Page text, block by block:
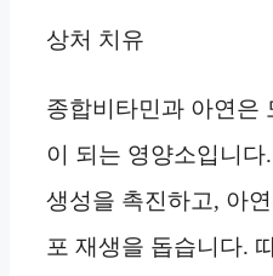
상처 치유
종합비타민과 아연은
이 되는 영양소입니다
생성을 촉진하고, 아
포 재생을 돕습니다.